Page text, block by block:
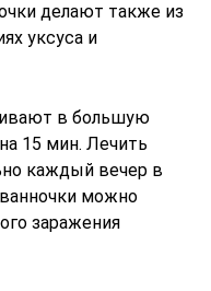
делают также из
уксуса и
в большую
15 мин. Лечить
каждый вечер в
можно
заражения